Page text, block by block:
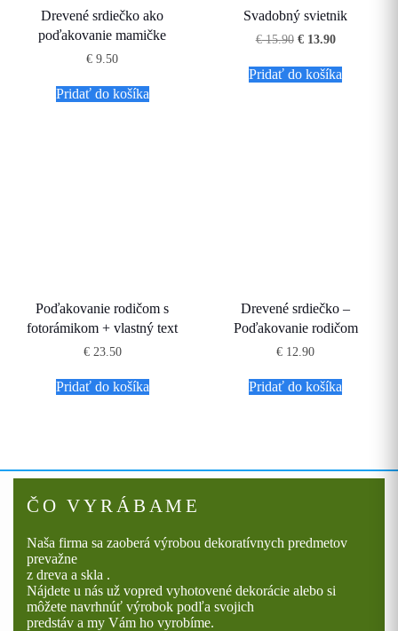
Drevené srdiečko ako
poďakovanie mamičke
€ 9.50
Pridať do košíka
Svadobný svietnik
€15.90 Pôvodná
bola:
€ 15.90.
€13.90Aktuálna
je:
€ 13.90.
Pridať do košíka
Poďakovanie rodičom s
fotorámikom + vlastný text
€23.50
Pridať do košíka
Drevené srdiečko –
Poďakovanie rodičom
€ 12.90
Pridať do košíka
ČO VYRÁBAME
Naša firma sa zaoberá výrobou dekoratívnych predmetov
prevažne
z dreva a skla .
Nájdete u nás už vopred vyhotovené dekorácie alebo si
môžete navrhnúť výrobok podľa svojich
predstáv a my Vám ho vyrobíme.